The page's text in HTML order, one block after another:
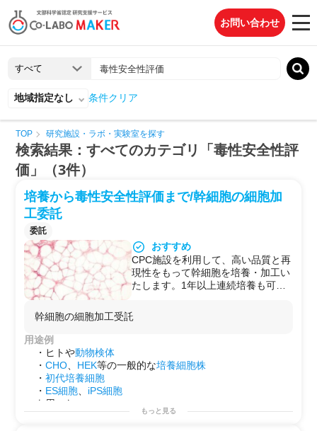
お問い合わせ
地域指定なし 条件クリア
TOP 研究施設・ラボ・実験室を探す
検索結果：すべてのカテゴリ「毒性安全性評
価」（3件）
培養から毒性安全性評価まで/幹細胞の細胞加
工委託
委託
おすすめ
CPC施設を利用して、高い品質と再
現性をもって幹細胞を培養・加工い
たします。1年以上連続培養も可能
【提供試験のポイント】
無血清培地使用、多様な細胞種類の
す。
独自のネットワークにより、基礎研
歯髄、間葉系幹細胞、造血幹細胞な
幹細胞の細胞加工受託
用途例
・ヒトや動物検体
・CHO、 HEK等の一般的な培養細胞株
・初代培養細胞
・ ES細胞、 iPS細胞
を用いた
もっと見る